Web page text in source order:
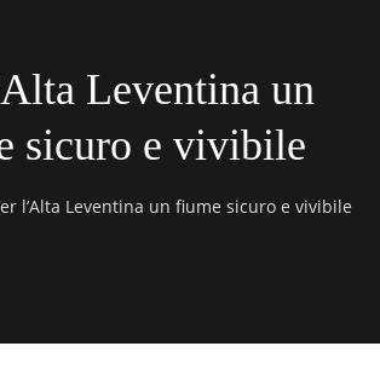
Leventina un
sicuro e vivibile
l’Alta Leventina un fiume sicuro e vivibile